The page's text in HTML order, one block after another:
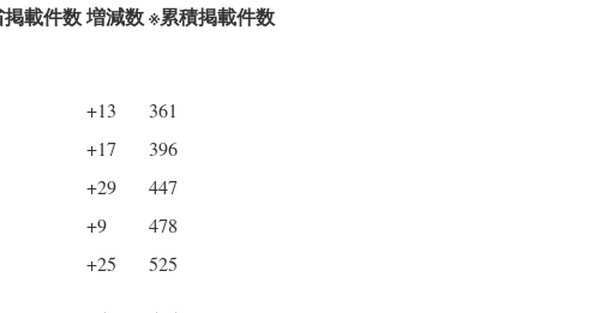
載件数増減数※累積掲載件数
+13
361
+17
396
+29
447
+9
478
+25
525